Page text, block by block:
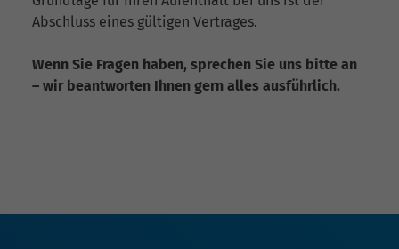
Abschluss eines gültigen Vertrages.
Wenn Sie Fragen haben, sprechen Sie uns bitte an
– wir beantworten Ihnen gern alles ausführlich.